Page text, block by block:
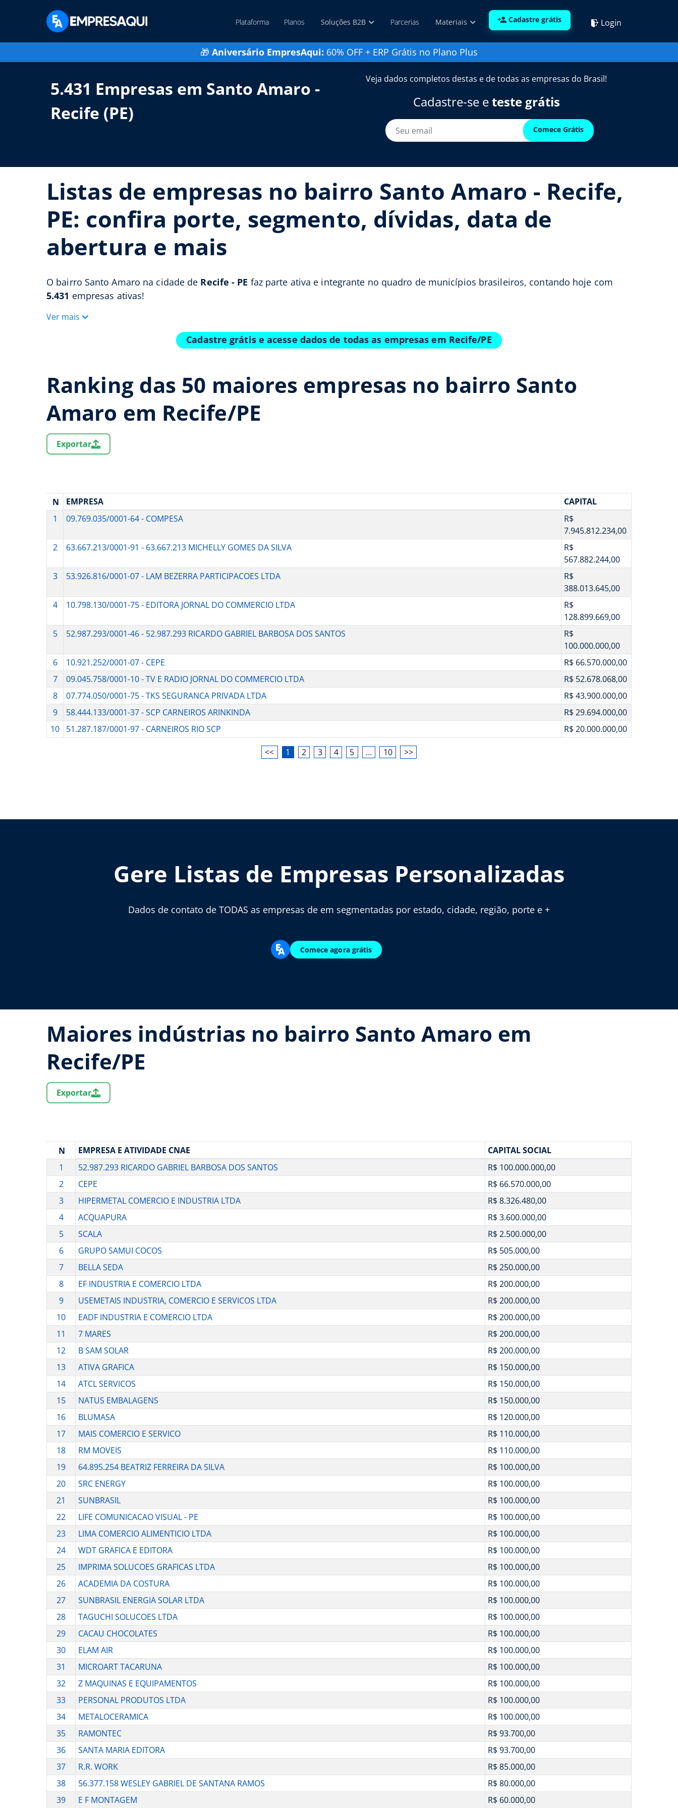
Plataforma Planos Soluções B2B Parcerias Materiais Cadastre grátis Login
🎁 Aniversário EmpresAqui: 60% OFF + ERP Grátis no Plano Plus
5.431 Empresas em Santo Amaro -
Recife (PE)
Veja dados completos destas e de todas as empresas do Brasil!
Cadastre-se eteste grátis
Comece Grátis
Listas de empresas no bairro Santo Amaro - Recife,
PE: confira porte, segmento, dívidas, data de
abertura e mais
O bairro Santo Amaro na cidade de Recife - PE faz parte ativa e integrante no quadro de municípios brasileiros, contando hoje com
5.431 empresas ativas!
Ver mais
Cadastre grátis e acesse dados de todas as empresas em Recife/PE
Ranking das 50 maiores empresas no bairro Santo
Amaro em Recife/PE
Exportar
N EMPRESA
CAPITAL
1
09.769.035/0001-64 - COMPESA
R$
7.945.812.234,00
2
63.667.213/0001-91 - 63.667.213 MICHELLY GOMES DA SILVA
R$
567.882.244,00
3
53.926.816/0001-07 - LAM BEZERRA PARTICIPACOES LTDA
R$
388.013.645,00
4
10.798.130/0001-75 - EDITORA JORNAL DO COMMERCIO LTDA
R$
128.899.669,00
5
52.987.293/0001-46 - 52.987.293 RICARDO GABRIEL BARBOSA DOS SANTOS
R$
100.000.000,00
6
10.921.252/0001-07 - CEPE
R$ 66.570.000,00
7
09.045.758/0001-10 - TV E RADIO JORNAL DO COMMERCIO LTDA
R$ 52.678.068,00
8
07.774.050/0001-75 - TKS SEGURANCA PRIVADA LTDA
R$ 43.900.000,00
9
58.444.133/0001-37 - SCP CARNEIROS ARINKINDA
R$ 29.694.000,00
10
51.287.187/0001-97 - CARNEIROS RIO SCP R$ 20.000.000,00
<< 1 2 3 4 5 … 10 >>
Gere Listas de Empresas Personalizadas
Dados de contato de TODAS as empresas de em segmentadas por estado, cidade, região, porte e +
Comece agora grátis
Maiores indústrias no bairro Santo Amaro em
Recife/PE
Exportar
N EMPRESA E ATIVIDADE CNAE
CAPITAL SOCIAL
1
52.987.293 RICARDO GABRIEL BARBOSA DOS SANTOS
R$ 100.000.000,00
2
CEPE
R$ 66.570.000,00
3
HIPERMETAL COMERCIO E INDUSTRIA LTDA
R$ 8.326.480,00
4
ACQUAPURA
R$ 3.600.000,00
5
SCALA
R$ 2.500.000,00
6
GRUPO SAMUI COCOS
R$ 505.000,00
7
BELLA SEDA
R$ 250.000,00
8
EF INDUSTRIA E COMERCIO LTDA
R$ 200.000,00
9
USEMETAIS INDUSTRIA, COMERCIO E SERVICOS LTDA
R$ 200.000,00
10
EADF INDUSTRIA E COMERCIO LTDA
R$ 200.000,00
11
7 MARES
R$ 200.000,00
12
B SAM SOLAR
R$ 200.000,00
13
ATIVA GRAFICA
R$ 150.000,00
14
ATCL SERVICOS
R$ 150.000,00
15
NATUS EMBALAGENS
R$ 150.000,00
16
BLUMASA
R$ 120.000,00
17
MAIS COMERCIO E SERVICO
R$ 110.000,00
18
RM MOVEIS
R$ 110.000,00
19
64.895.254 BEATRIZ FERREIRA DA SILVA
R$ 100.000,00
20
SRC ENERGY
R$ 100.000,00
21
SUNBRASIL
R$ 100.000,00
22
LIFE COMUNICACAO VISUAL - PE
R$ 100.000,00
23
LIMA COMERCIO ALIMENTICIO LTDA
R$ 100.000,00
24
WDT GRAFICA E EDITORA
R$ 100.000,00
25
IMPRIMA SOLUCOES GRAFICAS LTDA
R$ 100.000,00
26
ACADEMIA DA COSTURA
R$ 100.000,00
27
SUNBRASIL ENERGIA SOLAR LTDA
R$ 100.000,00
28
TAGUCHI SOLUCOES LTDA
R$ 100.000,00
29
CACAU CHOCOLATES
R$ 100.000,00
30
ELAM AIR
R$ 100.000,00
31
MICROART TACARUNA
R$ 100.000,00
32
Z MAQUINAS E EQUIPAMENTOS
R$ 100.000,00
33
PERSONAL PRODUTOS LTDA
R$ 100.000,00
34
METALOCERAMICA
R$ 100.000,00
35
RAMONTEC
R$ 93.700,00
36
SANTA MARIA EDITORA
R$ 93.700,00
37
R.R. WORK
R$ 85.000,00
38
56.377.158 WESLEY GABRIEL DE SANTANA RAMOS
R$ 80.000,00
39
E F MONTAGEM R$ 60.000,00